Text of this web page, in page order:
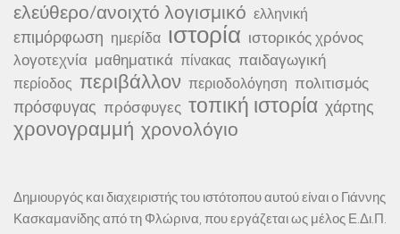
ελεύθερο/ανοιχτό λογισμικό ελληνική
επιμόρφωση ημερίδα ιστορία ιστορικός χρόνος
λογοτεχνία μαθηματικά πίνακας παιδαγωγική
περίοδος περιβάλλον περιοδολόγηση πολιτισμός
πρόσφυγας πρόσφυγες τοπική ιστορία χάρτης
χρονογραμμή χρονολόγιο
Δημιουργός και διαχειριστής του ιστότοπου αυτού είναι ο Γιάννης
Κασκαμανίδης από τη Φλώρινα, που εργάζεται ως μέλος Ε.Δι.Π.